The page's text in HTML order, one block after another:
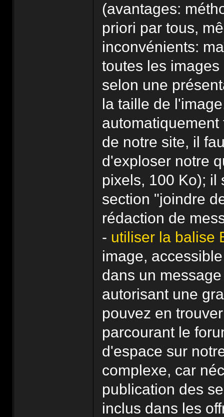
(avantages:
priori par tous,
inconvénients:
toutes les
selon une
la taille de
de notre site, il
d'exploser notre
pixels, 100 Ko); il
section "joindre
rédaction de
- utiliser la balise
image,
dans un
autorisant une
pouvez en
parcourant le
d'espace sur
complexe, car
publication des
inclus dans les